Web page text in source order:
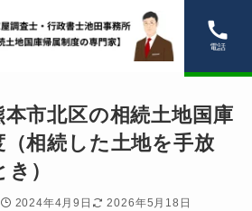
電話
本市北区の相続土地国庫
（相続した土地を手放
）
2024年4月9日
2026年5月18日